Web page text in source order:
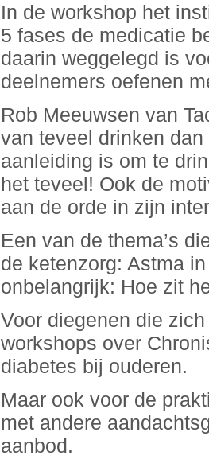
In de workshop het
5 fases de medicatie
daarin weggelegd is
deelnemers oefenen
Rob Meeuwsen van
van teveel drinken dan
aanleiding is om te
het teveel! Ook de
aan de orde in zijn
Een van de thema’s
de ketenzorg: Astma
onbelangrijk: Hoe zit
Voor diegenen die
workshops over
diabetes bij ouderen.
Maar ook voor de
met andere
aanbod.